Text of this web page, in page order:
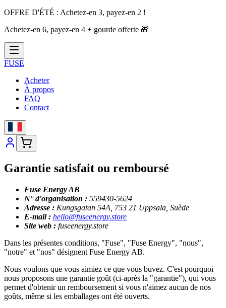
OFFRE D'ÉTÉ : Achetez-en 3, payez-en 2 !
Achetez-en 6, payez-en 4 + gourde offerte 🎁
FUSE
Acheter
À propos
FAQ
Contact
Garantie satisfait ou remboursé
Fuse Energy AB
N° d'organisation : 559430-5624
Adresse : Kungsgatan 54A, 753 21 Uppsala, Suède
E-mail : hello@fuseenergy.store
Site web : fuseenergy.store
Dans les présentes conditions, "Fuse", "Fuse Energy", "nous",
"notre" et "nos" désignent Fuse Energy AB.
Nous voulons que vous aimiez ce que vous buvez. C'est pourquoi
nous proposons une garantie goût (ci-après la "garantie"), qui vous
permet d'obtenir un remboursement si vous n'aimez aucun de nos
goûts, même si les emballages ont été ouverts.